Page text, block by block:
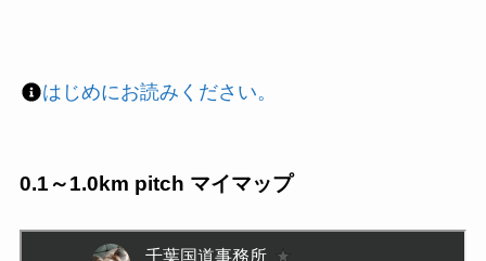
はじめにお読みください。
0.1～1.0km pitch マイマップ